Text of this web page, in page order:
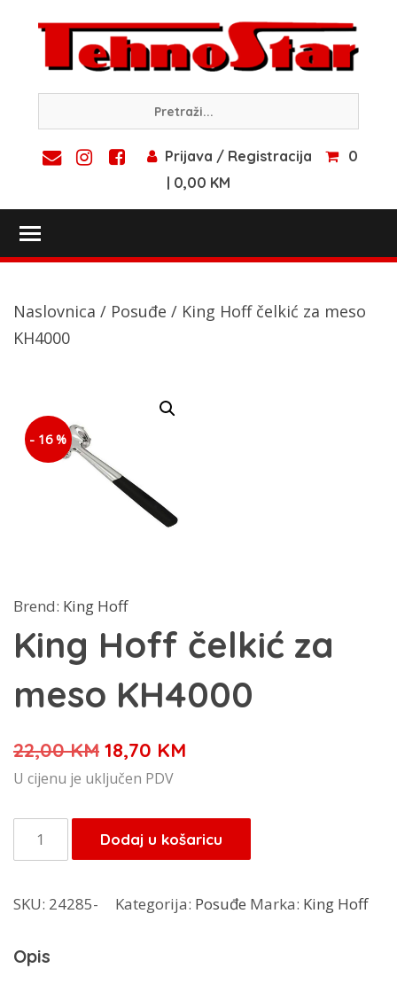
content
Prijava / Registracija
0
| 0,00 KM
Naslovnica / Posuđe / King Hoff čelkić za meso
KH4000
- 16 %
Brend: King Hoff
King Hoff čelkić za
meso KH4000
22,00KM Izvorna
cijena
je:
22,00 KM.
18,70 KM
18,70 KM.
U cijenu je uključen PDV
King
Hoff
za
KH4000
Dodaj u košaricu
SKU: 24285- Kategorija: Posuđe Marka: King Hoff
Opis